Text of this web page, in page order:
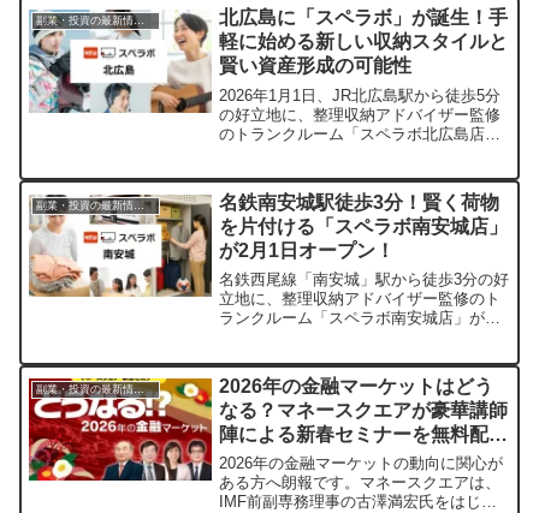
副業・投資の最新情報まとめ
北広島に「スペラボ」が誕生！手
軽に始める新しい収納スタイルと
賢い資産形成の可能性
2026年1月1日、JR北広島駅から徒歩5分
の好立地に、整理収納アドバイザー監修
のトランクルーム「スペラボ北広島店」
非接触・最短1時間で利用開始できる手軽
さ、万全のセキュリティ、清潔な環境が
魅力です。さらに、トランクルーム投資
という新たな資産運用の選択肢について
もご紹介します。
副業・投資の最新情報まとめ
名鉄南安城駅徒歩3分！賢く荷物
を片付ける「スペラボ南安城店」
が2月1日オープン！
名鉄西尾線「南安城」駅から徒歩3分の好
立地に、整理収納アドバイザー監修のト
ランクルーム「スペラボ南安城店」が
も実施され、非接触・非対面での利用や
最短1時間で契約・利用開始できる手軽さ
が魅力です。大切な荷物を安心して預け
られるダブルセキュリティーと清潔な環
境も提供されます。
副業・投資の最新情報まとめ
2026年の金融マーケットはどう
なる？マネースクエアが豪華講師
陣による新春セミナーを無料配
信！
2026年の金融マーケットの動向に関心が
ある方へ朗報です。マネースクエアは、
IMF前副専務理事の古澤満宏氏をはじめ